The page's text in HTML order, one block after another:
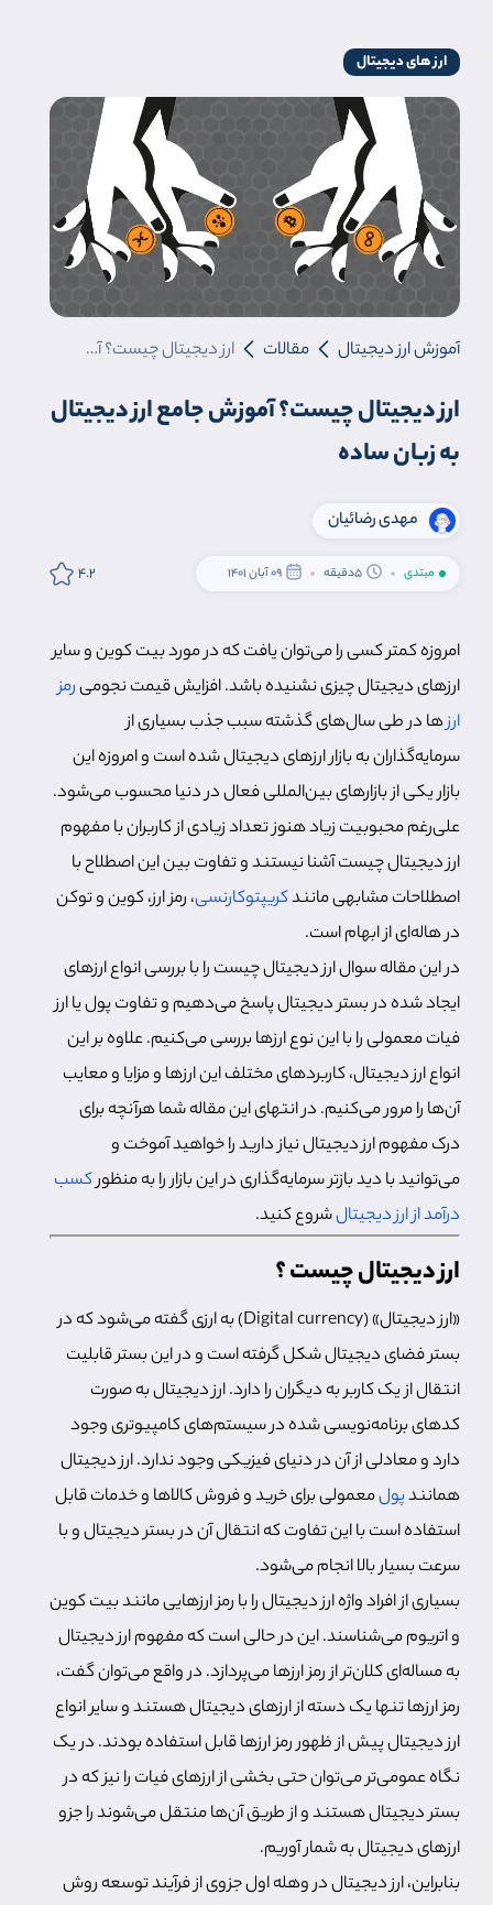
ارز های دیجیتال
آموزش ارز دیجیتال مقالات ارز دیجیتال چیست؟ آموزش جامع ارز دیجیتال به زبان ساده
ارز دیجیتال چیست؟ آموزش جامع ارز دیجیتال
به زبان ساده
مهدی رضائیان
مبتدی 5دقیقه 09 آبان 1401 4.2
امروزه کمتر کسی را می‌توان یافت که در مورد بیت کوین و سایر
ارزهای دیجیتال چیزی نشنیده باشد. افزایش قیمت نجومیرمز
ارزها در طی سال‌های گذشته سبب جذب بسیاری از
سرمایه‌گذاران به بازار ارزهای دیجیتال شده است و امروزه این
بازار یکی از بازارهای بین‌المللی فعال در دنیا محسوب می‌شود.
علی‌رغم محبوبیت زیاد هنوز تعداد زیادی از کاربران با مفهوم
ارز دیجیتال چیست آشنا نیستند و تفاوت بین این اصطلاح با
اصطلاحات مشابهی مانندکریپتوکارنسی، رمز ارز، کوین و توکن
در هاله‌ای از ابهام است.
در این مقاله سوال ارز دیجیتال چیست را با بررسی انواع ارزهای
ایجاد شده در بستر دیجیتال پاسخ می‌دهیم و تفاوت پول یا ارز
فیات معمولی را با این نوع ارزها بررسی می‌کنیم. علاوه بر این
انواع ارز دیجیتال، کاربردهای مختلف این ارزها و مزایا و معایب
آن‌ها را مرور می‌کنیم. در انتهای این مقاله شما هرآنچه برای
درک مفهوم ارز دیجیتال نیاز دارید را خواهید آموخت و
می‌توانید با دید بازتر سرمایه‌گذاری در این بازار را به منظورکسب
درآمد از ارز دیجیتالشروع کنید.
ارز دیجیتال چیست ؟
«ارز دیجیتال» (Digital currency) به ارزی گفته می‌شود که در
بستر فضای دیجیتال شکل گرفته است و در این بستر قابلیت
انتقال از یک کاربر به دیگران را دارد. ارز دیجیتال به صورت
کدهای برنامه‌نویسی شده در سیستم‌های کامپیوتری وجود
دارد و معادلی از آن در دنیای فیزیکی وجود ندارد. ارز دیجیتال
همانندپولمعمولی برای خرید و فروش کالاها و خدمات قابل
استفاده است با این تفاوت که انتقال آن در بستر دیجیتال و با
سرعت بسیار بالا انجام می‌شود.
بسیاری از افراد واژه ارز دیجیتال را با رمز ارزهایی مانند بیت کوین
و اتریوم می‌شناسند. این در حالی است که مفهوم ارز دیجیتال
به مساله‌ای کلان‌تر از رمز ارزها می‌پردازد. در واقع می‌توان گفت،
رمز ارزها تنها یک دسته از ارزهای دیجیتال هستند و سایر انواع
ارز دیجیتال پیش از ظهور رمز ارزها قابل استفاده بودند. در یک
نگاه عمومی‌تر می‌توان حتی بخشی از ارزهای فیات را نیز که در
بستر دیجیتال هستند و از طریق آن‌ها منتقل می‌شوند را جزو
ارزهای دیجیتال به شمار آوریم.
بنابراین، ارز دیجیتال در وهله اول جزوی از فرآیند توسعه روش